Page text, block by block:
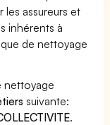
les assureurs et
inhérents à
de nettoyage
nettoyage
suivante:
.